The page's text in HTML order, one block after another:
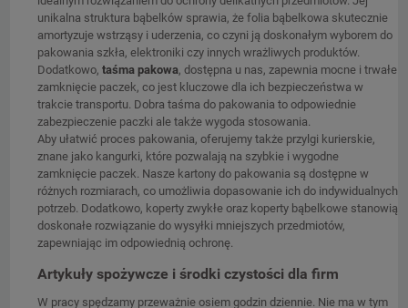
unikalna struktura bąbelków sprawia, że folia bąbelkowa skutecznie
amortyzuje wstrząsy i uderzenia, co czyni ją doskonałym wyborem do
pakowania szkła, elektroniki czy innych wrażliwych produktów.
Dodatkowo, taśma pakowa, dostępna u nas, zapewnia mocne i trwałe
zamknięcie paczek, co jest kluczowe dla ich bezpieczeństwa w
trakcie transportu. Dobra taśma do pakowania to odpowiednie
zabezpieczenie paczki ale także wygoda stosowania.
Aby ułatwić proces pakowania, oferujemy także przylgi kurierskie,
znane jako kangurki, które pozwalają na szybkie i wygodne
zamknięcie paczek. Nasze kartony do pakowania są dostępne w
różnych rozmiarach, co umożliwia dopasowanie ich do indywidualnych
potrzeb. Dodatkowo, koperty zwykłe oraz koperty bąbelkowe stanowią
doskonałe rozwiązanie do wysyłki mniejszych przedmiotów,
zapewniając im odpowiednią ochronę.
Artykuły spożywcze i środki czystości dla firm
W pracy spędzamy przeważnie osiem godzin dziennie. Nie ma w tym